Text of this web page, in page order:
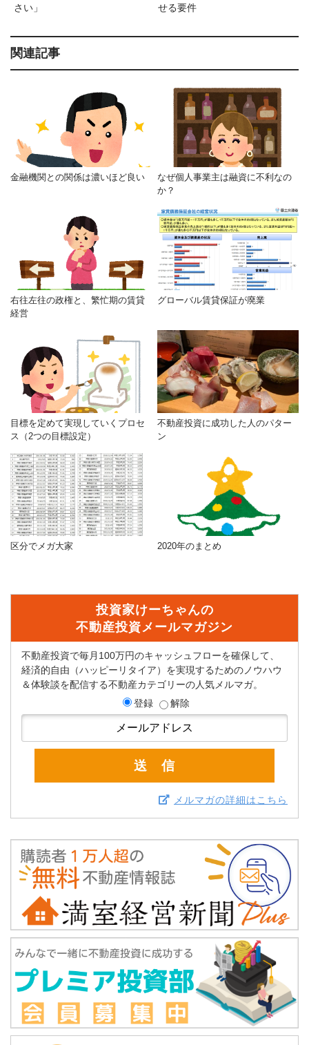
さい」
せる要件
関連記事
金融機関との関係は濃いほど良い
なぜ個人事業主は融資に不利なの
か？
右往左往の政権と、繁忙期の賃貸
経営
グローバル賃貸保証が廃業
目標を定めて実現していくプロセ
ス（2つの目標設定）
不動産投資に成功した人のパター
ン
区分でメガ大家 2020年のまとめ
投資家けーちゃんの
不動産投資メールマガジン
不動産投資で毎月100万円のキャッシュフローを確保して、
経済的自由（ハッピーリタイア）を実現するためのノウハウ
＆体験談を配信する不動産カテゴリーの人気メルマガ。
登録
解除
メルマガの詳細はこちら